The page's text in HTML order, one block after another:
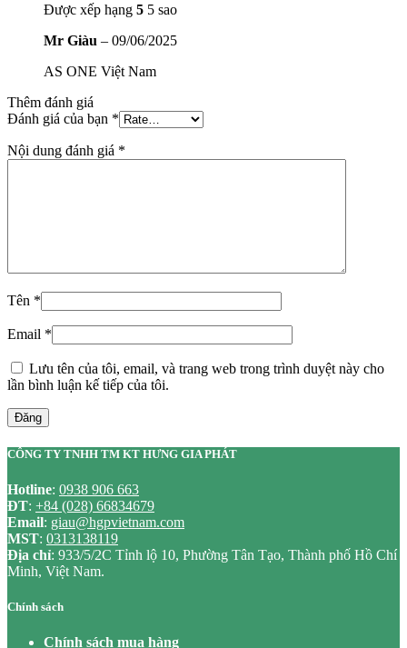
Được xếp hạng 5 5 sao
Mr Giàu – 09/06/2025
AS ONE Việt Nam
Thêm đánh giá
Đánh giá của bạn *
Nội dung đánh giá *
Tên *
Email *
Lưu tên của tôi, email, và trang web trong trình duyệt này cho
lần bình luận kế tiếp của tôi.
Đăng
CÔNG TY TNHH TM KT HƯNG GIA PHÁT
Hotline: 0938 906 663
ĐT: +84 (028) 66834679
Email: giau@hgpvietnam.com
MST: 0313138119
Địa chỉ: 933/5/2C Tỉnh lộ 10, Phường Tân Tạo, Thành phố Hồ Chí
Minh, Việt Nam.
Chính sách
Chính sách mua hàng